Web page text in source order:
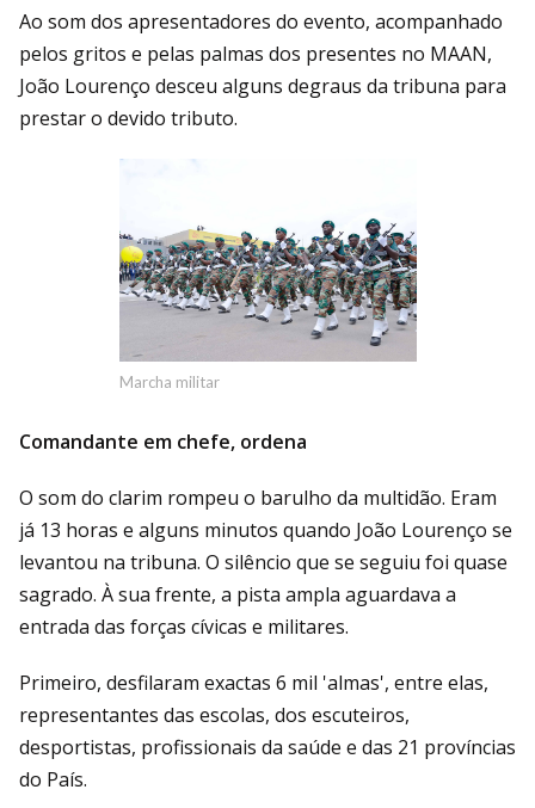
Ao som dos apresentadores do evento, acompanhado
pelos gritos e pelas palmas dos presentes no MAAN,
João Lourenço desceu alguns degraus da tribuna para
prestar o devido tributo.
Marcha militar
Comandante em chefe, ordena
O som do clarim rompeu o barulho da multidão. Eram
já 13 horas e alguns minutos quando João Lourenço se
levantou na tribuna. O silêncio que se seguiu foi quase
sagrado. À sua frente, a pista ampla aguardava a
entrada das forças cívicas e militares.
Primeiro, desfilaram exactas 6 mil 'almas', entre elas,
representantes das escolas, dos escuteiros,
desportistas, profissionais da saúde e das 21 províncias
do País.